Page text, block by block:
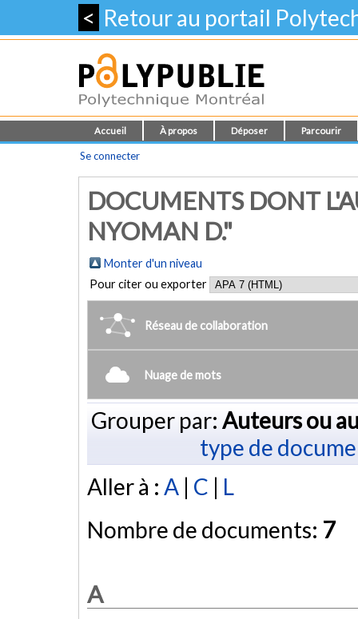
< Retour au portail
Accueil À propos Déposer Parcourir
Se connecter
DOCUMENTS DONT
NYOMAN D."
Monter d'un niveau
Pour citer ou exporter
Réseau de collaboration
Nuage de mots
Grouper par: Auteurs ou
type de
Aller à : A | C | L
Nombre de documents: 7
A